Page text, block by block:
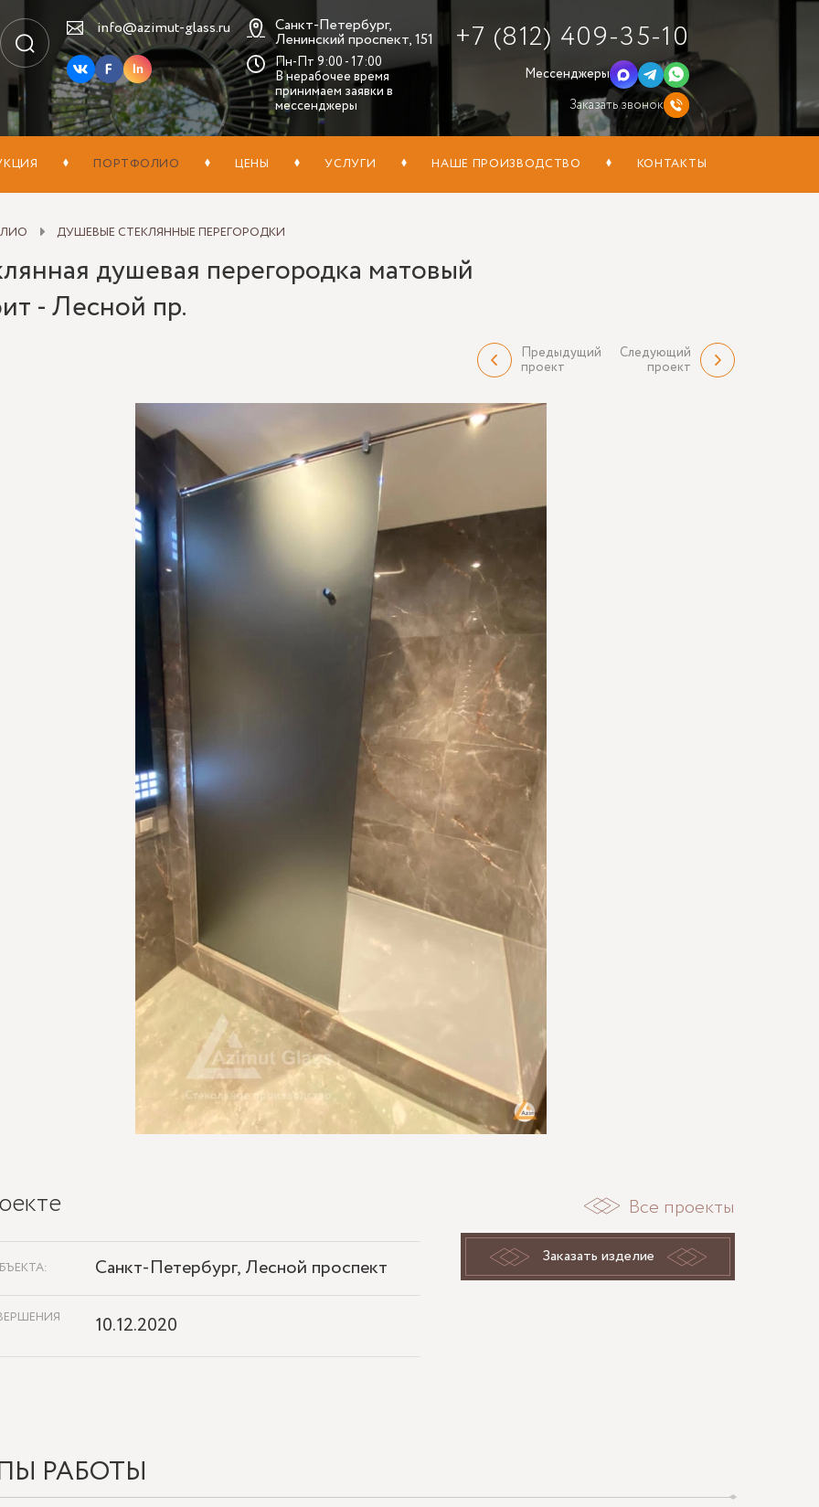
info@azimut-glass.ru
In
Санкт-Петербург,
Ленинский проспект, 151
Пн-Пт 9:00 - 17:00
В нерабочее время
принимаем заявки в
мессенджеры
+7 (812) 409-35-10
Мессенджеры
Заказать звонок
ПОРТФОЛИО ЦЕНЫ УСЛУГИ НАШЕ ПРОИЗВОДСТВО КОНТАКТЫ
ДУШЕВЫЕ СТЕКЛЯННЫЕ ПЕРЕГОРОДКИ
душевая перегородка матовый
- Лесной пр.
Предыдущий
проект
Следующий
проект
Все проекты
Заказать изделие
Санкт-Петербург, Лесной проспект
10.12.2020
РАБОТЫ